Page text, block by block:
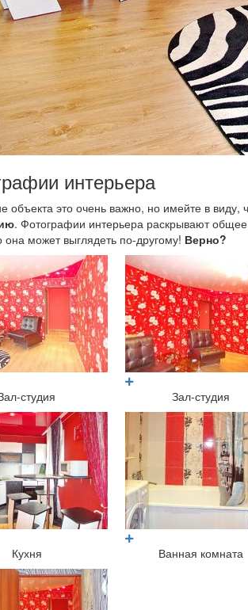
интерьера
объекта это очень важно, но имейте в виду,
. Фотографии интерьера раскрывают
она может выглядеть по-другому! Верно?
студия Зал-студия
Кухня Ванная комната